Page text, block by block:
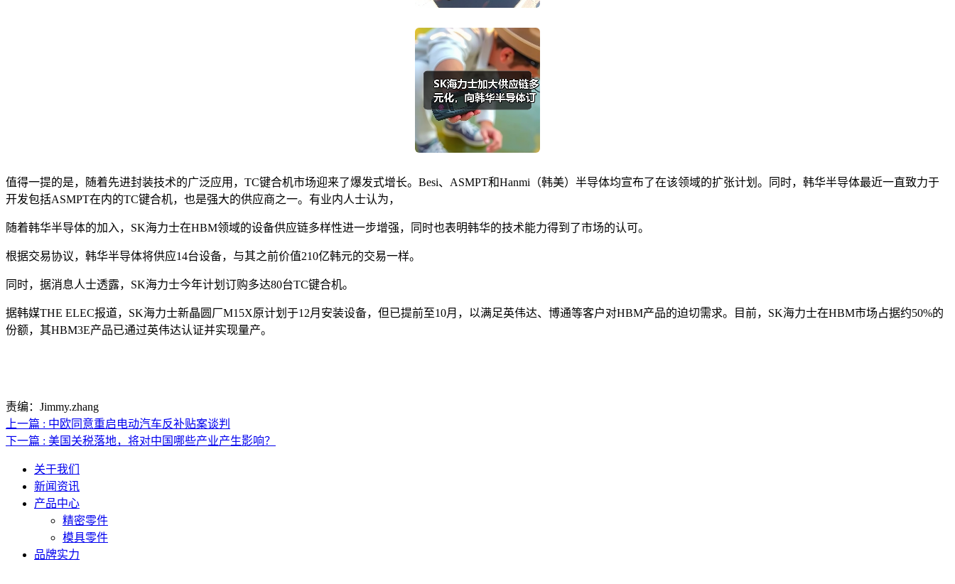
值得一提的是，随着先进封装技术的广泛应用，TC键合机市场迎来了爆发式增长。Besi、ASMPT和Hanmi（韩美）半导体均宣布了在该领域的扩张计划。同时，韩华半导体最近一直致力于
开发包括ASMPT在内的TC键合机，也是强大的供应商之一。有业内人士认为，
随着韩华半导体的加入，SK海力士在HBM领域的设备供应链多样性进一步增强，同时也表明韩华的技术能力得到了市场的认可。
根据交易协议，韩华半导体将供应14台设备，与其之前价值210亿韩元的交易一样。
同时，据消息人士透露，SK海力士今年计划订购多达80台TC键合机。
据韩媒THE ELEC报道，SK海力士新晶圆厂M15X原计划于12月安装设备，但已提前至10月，以满足英伟达、博通等客户对HBM产品的迫切需求。目前，SK海力士在HBM市场占据约50%的
份额，其HBM3E产品已通过英伟达认证并实现量产。
责编：Jimmy.zhang
上一篇 : 中欧同意重启电动汽车反补贴案谈判
下一篇 : 美国关税落地，将对中国哪些产业产生影响？
关于我们
新闻资讯
产品中心
精密零件
模具零件
品牌实力